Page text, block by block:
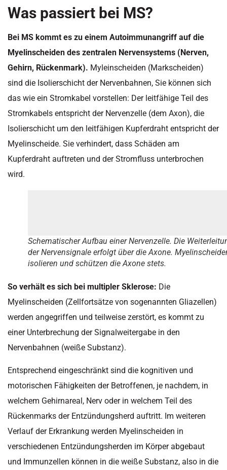
Was passiert bei MS?
Bei MS kommt es zu einem Autoimmunangriff auf die
Myelinscheiden des zentralen Nervensystems (Nerven,
Gehirn, Rückenmark). Myleinscheiden (Markscheiden)
sind die Isolierschicht der Nervenbahnen, Sie können sich
das wie ein Stromkabel vorstellen: Der leitfähige Teil des
Stromkabels entspricht der Nervenzelle (dem Axon), die
Isolierschicht um den leitfähigen Kupferdraht entspricht der
Myelinscheide. Sie verhindert, dass Schäden am
Kupferdraht auftreten und der Stromfluss unterbrochen
wird.
Schematischer Aufbau einer Nervenzelle. Die
der Nervensignale erfolgt über die Axone.
isolieren und schützen die Axone stets.
So verhält es sich bei multipler Sklerose: Die
Myelinscheiden (Zellfortsätze von sogenannten Gliazellen)
werden angegriffen und teilweise zerstört, es kommt zu
einer Unterbrechung der Signalweitergabe in den
Nervenbahnen (weiße Substanz).
Entsprechend eingeschränkt sind die kognitiven und
motorischen Fähigkeiten der Betroffenen, je nachdem, in
welchem Gehirnareal, Nerv oder in welchem Teil des
Rückenmarks der Entzündungsherd auftritt. Im weiteren
Verlauf der Erkrankung werden Myelinscheiden in
verschiedenen Entzündungsherden im Körper abgebaut
und Immunzellen können in die weiße Substanz, also in die